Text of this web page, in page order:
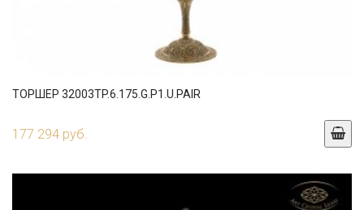
ТОРШЕР 32003TP.6.175.G.P1.U.PAIR
177 294 руб.